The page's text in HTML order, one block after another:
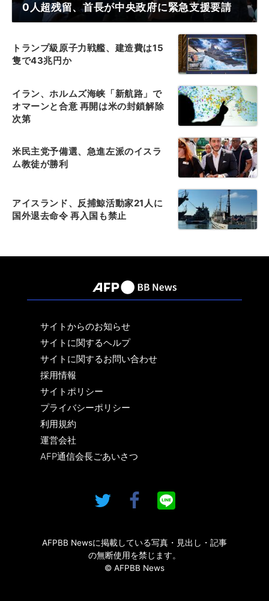
0人超残留、首長が中央政府に緊急支援要請
トランプ級原子力戦艦、建造費は15
隻で43兆円か
イラン、ホルムズ海峡「新航路」で
オマーンと合意 再開は米の封鎖解除
次第
米民主党予備選、急進左派のイスラ
ム教徒が勝利
アイスランド、反捕鯨活動家21人に
国外退去命令 再入国も禁止
サイトからのお知らせ
サイトに関するヘルプ
サイトに関するお問い合わせ
採用情報
サイトポリシー
プライバシーポリシー
利用規約
運営会社
AFP通信会長ごあいさつ
AFPBB Newsに掲載している写真・見出し・記事
の無断使用を禁じます。
© AFPBB News